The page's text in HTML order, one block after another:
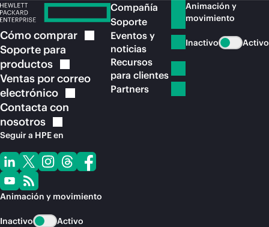
Cómocomprar
Soporte para
productos
Ventas por correo
electrónico
Contacta con
nosotros
Seguir a HPE en
Animación y movimiento
Inactivo Activo
Compañía
Soporte
Eventos y
noticias
Recursos
para clientes
Partners
Animación y
movimiento
Inactivo Activo